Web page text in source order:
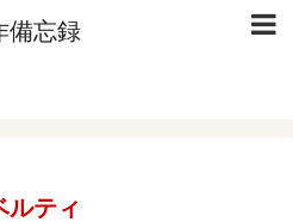
備忘録
ルティ